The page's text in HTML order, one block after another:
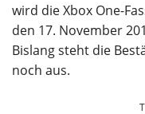
wird die Xbox One-
den 17. November
Bislang steht die
noch aus.